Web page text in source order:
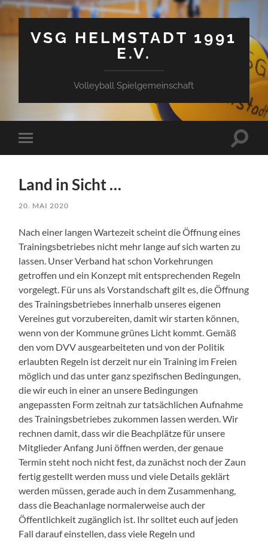
VSG HELMSTADT 1991
E.V.
Volleyball Spielgemeinschaft
Mobile-
Menü
Land in Sicht …
20. MAI 2020
Nach einer langen Wartezeit scheint die Öffnung eines
Trainingsbetriebes nicht mehr lange auf sich warten zu
lassen. Unser Verband hat schon Vorkehrungen
getroffen und ein Konzept mit entsprechenden Regeln
vorgelegt. Für uns als Vorstandschaft gilt es, die Öffnung
des Trainingsbetriebes innerhalb unseres eigenen
Vereines gut vorzubereiten, damit wir starten können,
wenn von der Kommune grünes Licht kommt.Gemäß
den vom DVV ausgearbeiteten und von der Politik
erlaubten Regeln ist derzeit nur ein Training im Freien
möglich und das unter ganz spezifischen Bedingungen,
die wir euch in einer an unsere Bedingungen
angepassten Form zeitnah zur tatsächlichen Aufnahme
des Trainingsbetriebes zukommen lassen werden. Wir
rechnen damit, dass wir die Beachplätze für unsere
Mitglieder Anfang Juni öffnen werden, der genaue
Termin steht noch nicht fest, da zunächst noch der Zaun
fertig gestellt werden muss und viele Details geklärt
werden müssen, gerade auch in dem Zusammenhang,
dass die Beachanlage normalerweise auch der
Öffentlichkeit zugänglich ist. Ihr solltet euch auf jeden
Fall darauf einstellen, dass viele Regeln und